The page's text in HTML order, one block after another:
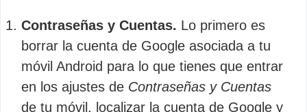
Contraseñas y Cuentas. Lo primero es
borrar la cuenta de Google asociada a tu
móvil Android para lo que tienes que entrar
en los ajustes de Contraseñas y Cuentas
de tu móvil, localizar la cuenta de Google y